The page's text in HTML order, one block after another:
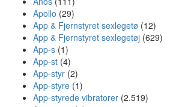
Apollo (29)
App & Fjernstyret sexlegetø (12)
App & Fjernstyret sexlegetøj (629)
App-s (1)
App-st (4)
App-styr (2)
App-styre (1)
App-styrede vibratorer (2.519)